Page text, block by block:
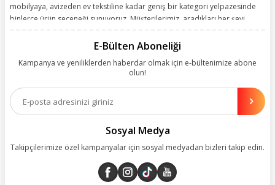
mobilyaya, avizeden ev tekstiline kadar geniş bir kategori yelpazesinde
binlerce ürün seçeneği sunuyoruz. Müşterilerimiz, aradıkları her şeyi
kolay, kusursuz ve keyifli bir alışveriş yolculuğu sunarken deneyiminize
olanakları sunuyoruz. Çalışmalarımızı müşterilerimizin memnuniyetini
esas alarak yürütüyoruz.
E-Bülten Aboneliği
Kampanya ve yeniliklerden haberdar olmak için e-bültenimize abone
olun!
Sosyal Medya
Takipçilerimize özel kampanyalar için sosyal medyadan bizleri takip edin.